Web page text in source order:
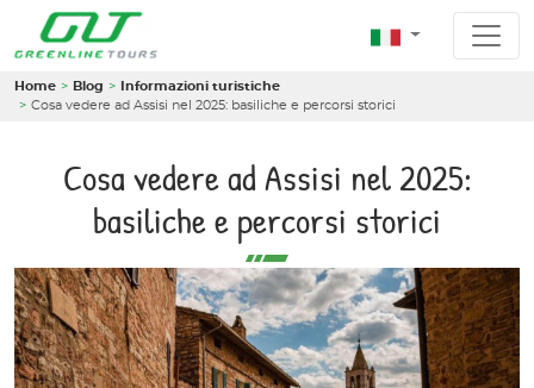
Home Blog
Informazioni turistiche
Cosa vedere ad Assisi nel 2025: basiliche e percorsi storici
Cosa vedere ad Assisi nel 2025:
basiliche e percorsi storici